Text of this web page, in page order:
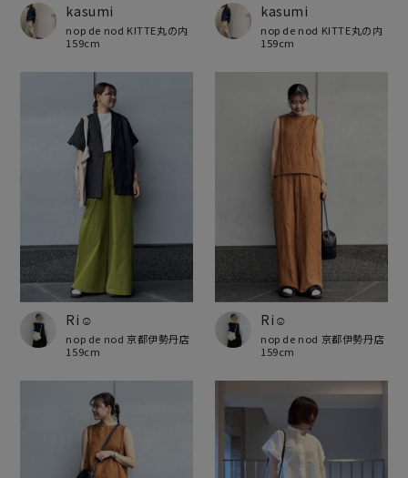
kasumi
nop de nod KITTE丸の内
159cm
kasumi
nop de nod KITTE丸の内
159cm
Ri☺︎
nop de nod 京都伊勢丹店
159cm
Ri☺︎
nop de nod 京都伊勢丹店
159cm